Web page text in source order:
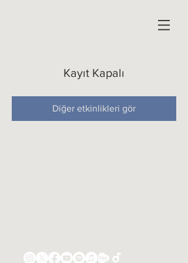
Kayıt Kapalı
Diğer etkinlikleri gör